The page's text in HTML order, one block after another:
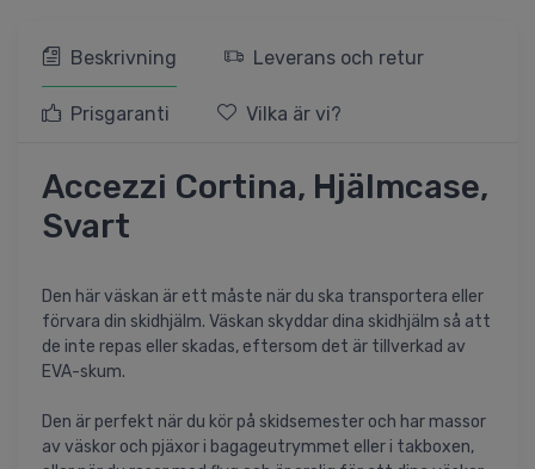
Beskrivning Leverans och retur
Prisgaranti Vilka är vi?
Accezzi Cortina, Hjälmcase,
Svart
Den här väskan är ett måste när du ska transportera eller
förvara din skidhjälm. Väskan skyddar dina skidhjälm så att
de inte repas eller skadas, eftersom det är tillverkad av
EVA-skum.
Den är perfekt när du kör på skidsemester och har massor
av väskor och pjäxor i bagageutrymmet eller i takboxen,